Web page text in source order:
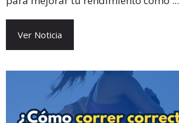
Ver Noticia